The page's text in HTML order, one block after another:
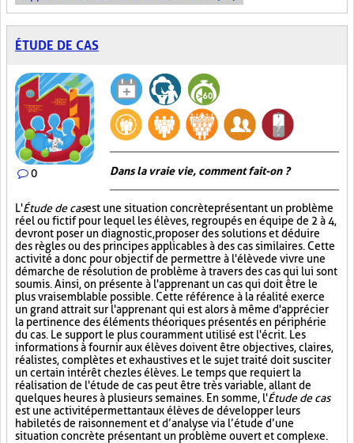
ÉTUDE DE CAS
0 Dans la vraie vie, comment fait-on ?
L'Étude de casest une situation concrète présentant un problème
réel ou fictif pour lequel les élèves, regroupés en équipe de 2 à 4,
devront poser un diagnostic, proposer des solutions et déduire
des règles ou des principes applicables à des cas similaires. Cette
activité a donc pour objectif de permettre à l'élève de vivre une
démarche de résolution de problème à travers des cas qui lui sont
soumis. Ainsi, on présente à l'apprenant un cas qui doit être le
plus vraisemblable possible. Cette référence à la réalité exerce
un grand attrait sur l'apprenant qui est alors à même d'apprécier
la pertinence des éléments théoriques présentés en périphérie
du cas. Le support le plus couramment utilisé est l'écrit. Les
informations à fournir aux élèves doivent être objectives, claires,
réalistes, complètes et exhaustives et le sujet traité doit susciter
un certain intérêt chez les élèves. Le temps que requiert la
réalisation de l'étude de cas peut être très variable, allant de
quelques heures à plusieurs semaines. En somme, l'Étude de cas
est une activité permettant aux élèves de développer leurs
habiletés de raisonnement et d’analyse via l’étude d’une
situation concrète présentant un problème ouvert et complexe.